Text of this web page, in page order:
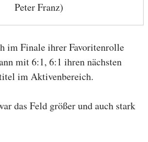
Peter Franz)
im Finale ihrer Favoritenrolle
mit 6:1, 6:1 ihren nächsten
im Aktivenbereich.
das Feld größer und auch stark